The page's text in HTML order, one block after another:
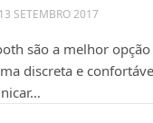
13 SETEMBRO 2017
são a melhor
discreta e